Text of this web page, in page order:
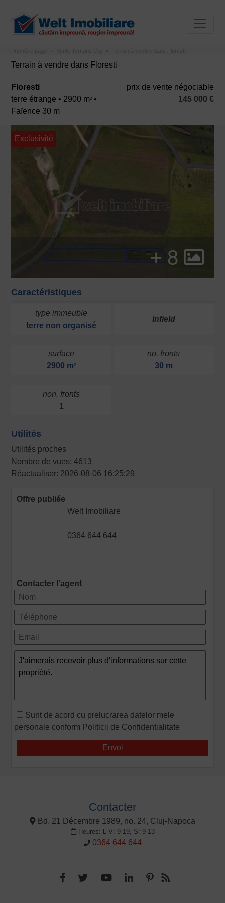
Première page Vente Terrains Cluj Terrain à vendre dans Floresti
Terrain à vendre dans Floresti
Floresti
terre étrange • 2900 m2 •
Faïence 30 m
prix ​​de vente négociable
145 000 €
+ 8
Exclusivité
Caractéristiques
type immeuble
terre non organisé
infield
surface
2900 m2
no. fronts
30 m
non. fronts
1
Utilités
Utilités proches
Nombre de vues: 4613
Réactualiser: 2026-08-06 16:25:29
Offre publiée
Welt Imobiliare
0364 644 644
Contacter l'agent
Sunt de acord cu prelucrarea datelor mele
personale conform Politicii de Confidentialitate
Contacter
Bd. 21 Décembre 1989, no. 24, Cluj-Napoca
Heures: L-V: 9-19, S: 9-13
0364 644 644